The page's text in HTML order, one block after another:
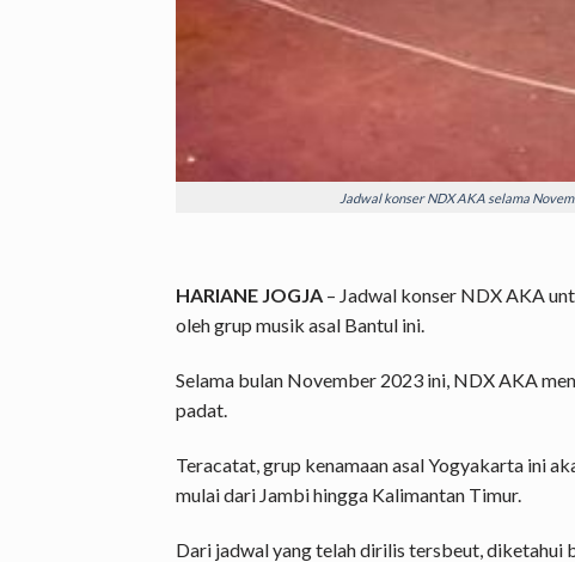
Jadwal konser NDX AKA selama
HARIANE JOGJA – Jadwal konser NDX AKA
oleh grup musik asal Bantul ini.
Selama bulan November 2023 ini, NDX AKA
padat.
Teracatat, grup kenamaan asal Yogyakarta ini
mulai dari Jambi hingga Kalimantan Timur.
Dari jadwal yang telah dirilis tersbeut, diketahui